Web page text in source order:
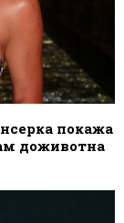
покажа
доживотна